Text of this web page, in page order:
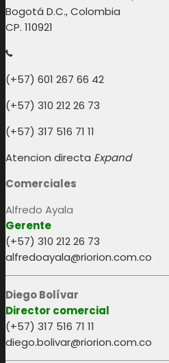
Bogotá D.C., Colombia
CP. 110921
(+57) 601 267 66 42
(+57) 310 212 26 73
(+57) 317 516 71 11
Atencion directa Expand
Comerciales
Alfredo Ayala
Gerente
(+57) 310 212 26 73
alfredoayala@riorion.com.co
Diego Bolívar
Director comercial
(+57) 317 516 71 11
diego.bolivar@riorion.com.co